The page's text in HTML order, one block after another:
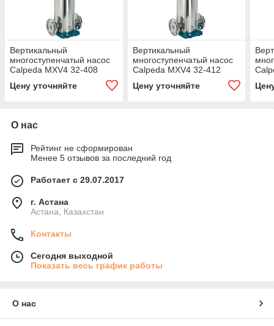
Вертикальный
многоступенчатый насос
Calpeda MXV4 32-408
Цену уточняйте
Вертикальный
многоступенчатый насос
Calpeda MXV4 32-412
Цену уточняйте
О нас
Рейтинг не сформирован
Менее 5 отзывов за последний год
Работает с 29.07.2017
г. Астана
Астана, Казахстан
Контакты
Сегодня выходной
Показать весь график работы
О нас